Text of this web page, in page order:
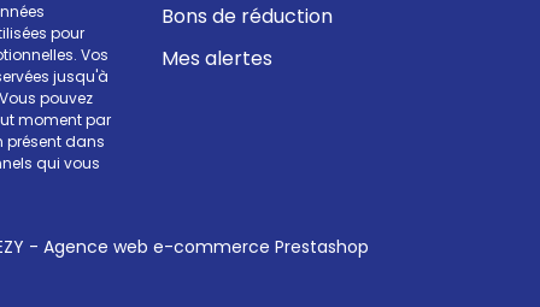
pour
Vos
jusqu'à
pouvez
moment par
présent dans
qui vous
Bons de réduction
Mes alertes
- Agence web e-commerce Prestashop